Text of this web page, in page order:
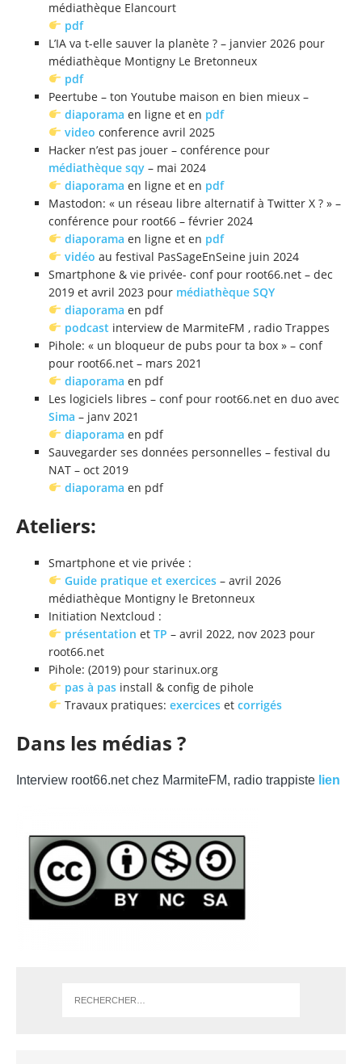
médiathèque Elancourt
pdf
L’IA va t-elle sauver la planète ? – janvier 2026 pour
médiathèque Montigny Le Bretonneux
pdf
Peertube – ton Youtube maison en bien mieux –
diaporama en ligne et en pdf
video conference avril 2025
Hacker n’est pas jouer – conférence pour
médiathèque sqy – mai 2024
diaporama en ligne et en pdf
Mastodon: « un réseau libre alternatif à Twitter X ? » –
conférence pour root66 – février 2024
diaporama en ligne et en pdf
vidéo au festival PasSageEnSeine juin 2024
Smartphone & vie privée- conf pour root66.net – dec
2019 et avril 2023 pour médiathèque SQY
diaporama en pdf
podcast interview de MarmiteFM , radio Trappes
Pihole: « un bloqueur de pubs pour ta box » – conf
pour root66.net – mars 2021
diaporama en pdf
Les logiciels libres – conf pour root66.net en duo avec
Sima – janv 2021
diaporama en pdf
Sauvegarder ses données personnelles – festival du
NAT – oct 2019
diaporama en pdf
Ateliers:
Smartphone et vie privée :
Guide pratique et exercices– avril 2026
médiathèque Montigny le Bretonneux
Initiation Nextcloud :
présentation et TP – avril 2022, nov 2023 pour
root66.net
Pihole: (2019) pour starinux.org
pas à pasinstall & config de pihole
Travaux pratiques: exerciceset corrigés
Dans les médias ?
Interview root66.net chez MarmiteFM, radio trappiste lien